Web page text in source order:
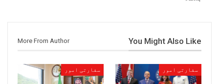
You Might Also Like
More From Author
سفارتی امور سفارتی امور